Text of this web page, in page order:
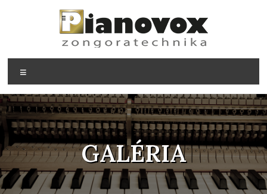
GALÉRIA